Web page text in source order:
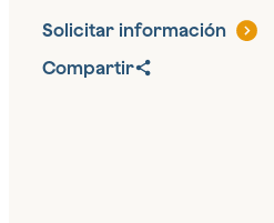
Solicitar información
Compartir